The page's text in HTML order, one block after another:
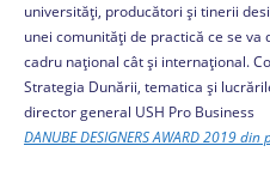
universităţi, producători şi tinerii
unei comunităţi de practică ce se
cadru naţional cât şi internaţional.
Strategia Dunării, tematica şi
director general USH Pro Business
DANUBE DESIGNERS AWARD 2019